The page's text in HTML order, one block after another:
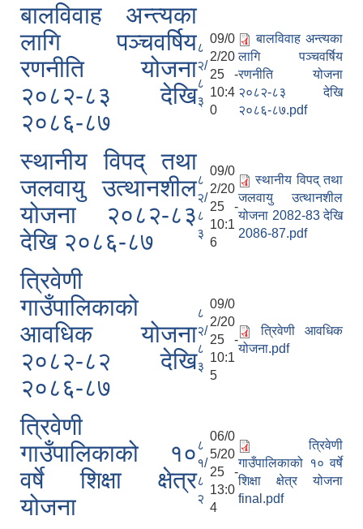
बालविवाह अन्त्यका
लागि पञ्चवर्षिय
रणनीति योजना
२०८२-८३ देखि
२०८६-८७
८
२/
८
३
09/0
2/20
25 -
10:4
0
बालविवाह अन्त्यका
लागि पञ्चवर्षिय
रणनीति योजना
२०८२-८३ देखि
२०८६-८७.pdf
स्थानीय विपद् तथा
जलवायु उत्थानशील
योजना २०८२-८३
देखि २०८६-८७
८
२/
८
३
09/0
2/20
25 -
10:1
6
स्थानीय विपद् तथा
जलवायु उत्थानशील
योजना 2082-83 देखि
2086-87.pdf
त्रिवेणी
गाउँपालिकाको
आवधिक योजना
२०८२-८२ देखि
२०८६-८७
८
२/
८
३
09/0
2/20
25 -
10:1
5
त्रिवेणी आवधिक
योजना.pdf
त्रिवेणी
गाउँपालिकाको १०
वर्षे शिक्षा क्षेत्र
योजना
८
१/
८
२
06/0
5/20
25 -
13:0
4
त्रिवेणी
गाउँपालिकाको १० वर्षे
शिक्षा क्षेत्र योजना
final.pdf